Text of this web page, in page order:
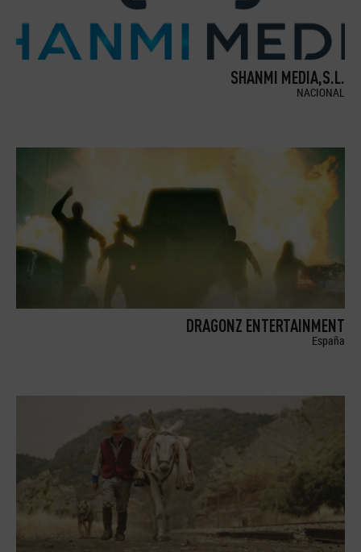
SHANMI MEDIA,S.L.
NACIONAL
DRAGONZ ENTERTAINMENT
España